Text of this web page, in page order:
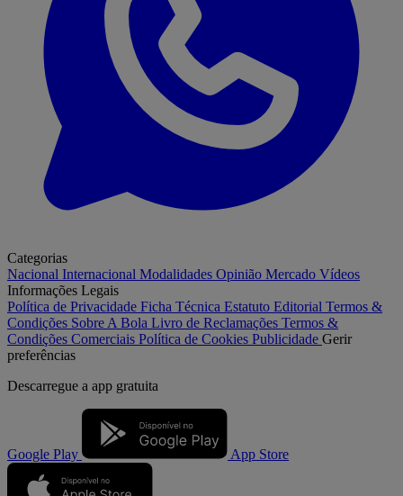
Categorias
Nacional Internacional Modalidades Opinião Mercado Vídeos
Informações Legais
Política de Privacidade Ficha Técnica Estatuto Editorial Termos &
Condições Sobre A Bola Livro de Reclamações Termos &
Condições Comerciais Política de Cookies Publicidade Gerir
preferências
Descarregue a app gratuita
Google Play App Store